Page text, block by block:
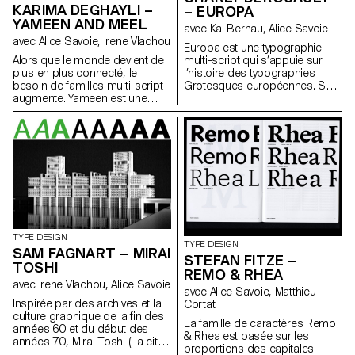
police de caractères finale est
le résultat de ces allers-retours
expérimentaux.
propre dans les corps de
titrage également.
KARIMA DEGHAYLI –
YAMEEN AND MEEL
avec Alice Savoie, Irene Vlachou
Alors que le monde devient de
plus en plus connecté, le
besoin de familles multi-script
augmente. Yameen est une
police multi-script comprenant
l’arabe et le latin. Conçues pour
le texte, ses grasses varient du
régulier au gras. L’arabe
s’inspire de la calligraphie
Naskh retenant les formes du
Qalam dans son dessin. Les
formes latines présentent le
même trait tranchant du stylo
parallèle exposant une
interprétation calligraphique
des caractères à l’ancienne.
Créée pour une composition
bilingue équilibrée, elle
préserve l’authenticité des
scripts. Meel est une police
arabe display inspirée de
sources variées ; des albums
de musique d’époque au type
vernaculaire de Beyrouth.
– EUROPA
avec Kai Bernau, Alice Savoie
Europa est une typographie
multi-script qui s’appuie sur
l’histoire des typographies
Grotesques européennes. Ses
l’Akzidenz Grotesk, mais se
développent à travers un
contraste plus subtil, le
caractère est stable,
contemporain. Appliqués à un
projet utopique, la création d’un
nouveau réseau autoroutier
continent, les trois scripts qui
composent Europa ont été
dessinés conjointement. Le
design de chaque script jouant
une importance et une
influence quant au design des
autres. Envisagé comme une
alternative à la signalétique
autoroutière européenne, le
système typographique se
TYPE DESIGN
SAM FAGNART – MIRAI
TOSHI
avec Irene Vlachou, Alice Savoie
Inspirée par des archives et la
culture graphique de la fin des
années 60 et du début des
années 70, Mirai Toshi (La cité
TYPE DESIGN
STEFAN FITZE –
REMO & RHEA
avec Alice Savoie, Matthieu
Cortat
La famille de caractères Remo
& Rhea est basée sur les
proportions des capitales